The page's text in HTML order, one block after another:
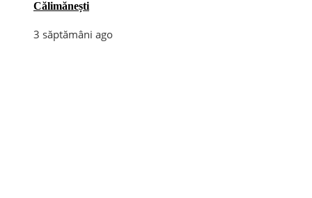
Călimănești
3 săptămâni ago